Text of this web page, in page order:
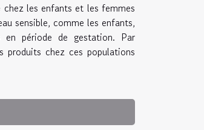
les enfants et les femmes
sensible, comme les enfants,
période de gestation. Par
produits chez ces populations